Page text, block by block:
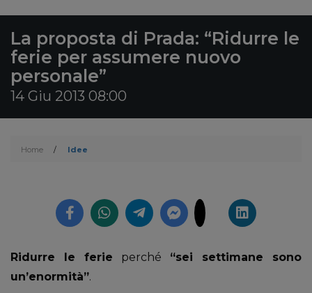
La proposta di Prada: “Ridurre le
ferie per assumere nuovo
personale”
14 Giu 2013 08:00
Home / Idee
Ridurre le ferie perché “sei settimane sono
un’enormità”.